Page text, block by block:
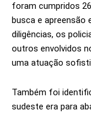
foram cumpridos
busca e apreensão
diligências, os
outros envolvidos
uma atuação
Também foi
sudeste era para